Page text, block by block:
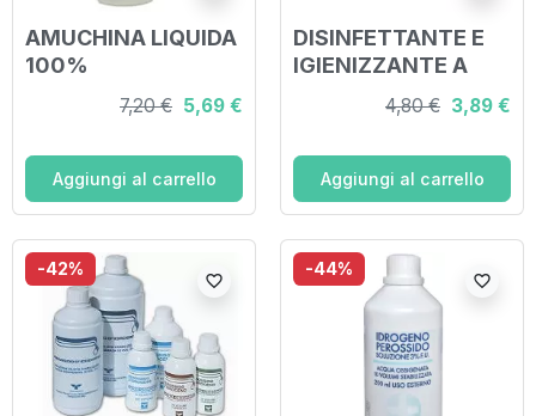
AMUCHINA LIQUIDA
100%
DISINFETTANTE
IGIENIZZANTE A
IPOCLORITO DI
SODIO
AMPIO SPETTRO
D'AZIONE 500 ML
7,20 € 5,69 €
Aggiungi al carrello
DISINFETTANTE E
IGIENIZZANTE A
IPOCLORITO DI
ANTIMICROBICO AD
AMPIO SPETTRO
11000PPM CLORO
250ML
4,80 € 3,89 €
Aggiungi al carrello
-42%
favorite_border
-44%
favorite_border